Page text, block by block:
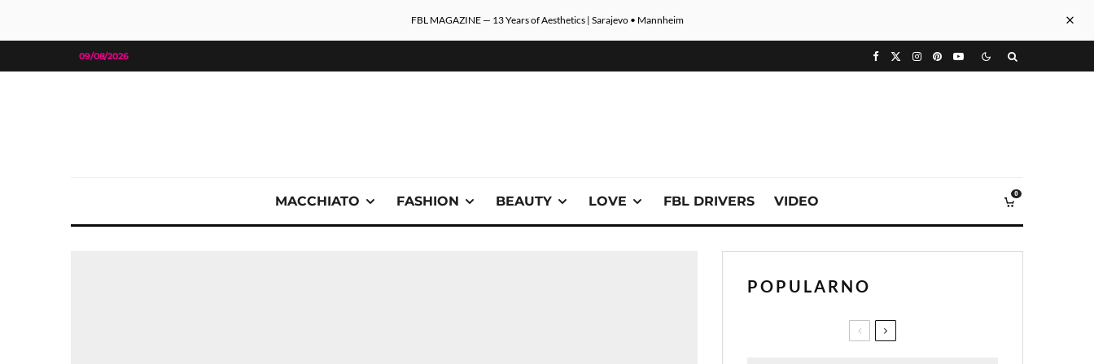
FBL MAGAZINE — 13 Years of Aesthetics | Sarajevo • Mannheim
09/08/2026
MACCHIATO FASHION BEAUTY LOVE FBL DRIVERS VIDEO 0
POPULARNO